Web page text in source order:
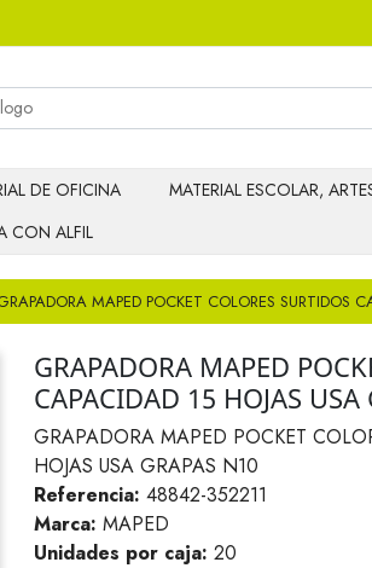
DE OFICINA
MATERIAL ESCOLAR,
CON ALFIL
MAPED POCKET COLORES SURTIDOS
GRAPADORA MAPED
CAPACIDAD 15 HOJAS USA
GRAPADORA MAPED POCKET
HOJAS USA GRAPAS N10
Referencia: 48842-352211
Marca: MAPED
Unidades por caja: 20